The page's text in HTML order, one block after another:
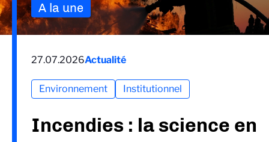
A la une
27.07.2026Actualité
Environnement Institutionnel
Incendies : la science en